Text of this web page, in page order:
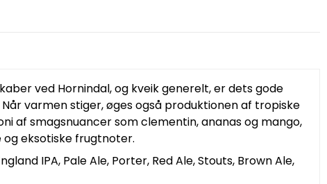
ved Hornindal, og kveik generelt, er dets gode
varmen stiger, øges også produktionen af tropiske
af smagsnuancer som clementin, ananas og mango,
eksotiske frugtnoter.
IPA, Pale Ale, Porter, Red Ale, Stouts, Brown Ale,